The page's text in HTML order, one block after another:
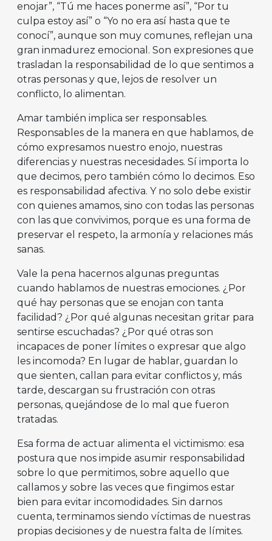
enojar”, “Tú me haces ponerme así”, “Por tu
culpa estoy así” o “Yo no era así hasta que te
conocí”, aunque son muy comunes, reflejan una
gran inmadurez emocional. Son expresiones que
trasladan la responsabilidad de lo que sentimos a
otras personas y que, lejos de resolver un
conflicto, lo alimentan.
Amar también implica ser responsables.
Responsables de la manera en que hablamos, de
cómo expresamos nuestro enojo, nuestras
diferencias y nuestras necesidades. Sí importa lo
que decimos, pero también cómo lo decimos. Eso
es responsabilidad afectiva. Y no solo debe existir
con quienes amamos, sino con todas las personas
con las que convivimos, porque es una forma de
preservar el respeto, la armonía y relaciones más
sanas.
Vale la pena hacernos algunas preguntas
cuando hablamos de nuestras emociones. ¿Por
qué hay personas que se enojan con tanta
facilidad? ¿Por qué algunas necesitan gritar para
sentirse escuchadas? ¿Por qué otras son
incapaces de poner límites o expresar que algo
les incomoda? En lugar de hablar, guardan lo
que sienten, callan para evitar conflictos y, más
tarde, descargan su frustración con otras
personas, quejándose de lo mal que fueron
tratadas.
Esa forma de actuar alimenta el victimismo: esa
postura que nos impide asumir responsabilidad
sobre lo que permitimos, sobre aquello que
callamos y sobre las veces que fingimos estar
bien para evitar incomodidades. Sin darnos
cuenta, terminamos siendo víctimas de nuestras
propias decisiones y de nuestra falta de límites.